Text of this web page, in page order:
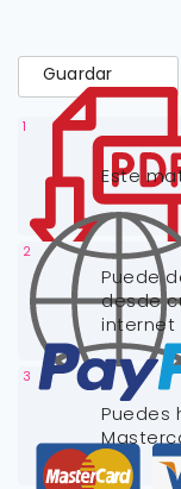
Guardar
1
Este
2
Puede
desde
internet
3
Puedes